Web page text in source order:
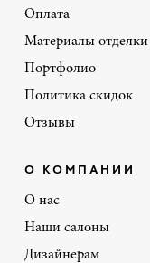
Оплата
Материалы отделки
Портфолио
Политика скидок
Отзывы
О КОМПАНИИ
О нас
Наши салоны
Дизайнерам